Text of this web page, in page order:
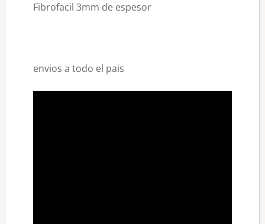
Fibrofacil 3mm de espesor
envios a todo el pais